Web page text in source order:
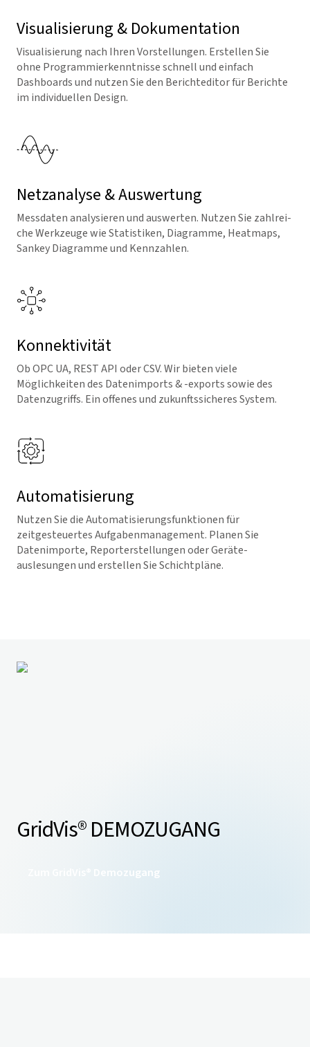
Visualisierung & Dokumentation
Visualisierung nach Ihren Vorstellungen. Erstellen Sie
ohne Programmierkenntnisse schnell und einfach
Dashboards und nutzen Sie den Berichteditor für Berichte
im individuellen Design.
Netzanalyse & Auswertung
Messdaten analysieren und auswerten. Nutzen Sie zahlrei­
che Werkzeuge wie Statistiken, Diagramme, Heatmaps,
Sankey Diagramme und Kennzahlen.
Konnektivität
Ob OPC UA, REST API oder CSV. Wir bieten viele
Möglichkeiten des Datenimports & -exports sowie des
Datenzugriffs. Ein offenes und zukunftssicheres System.
Automatisierung
Nutzen Sie die Automatisierungsfunktionen für
zeitgesteu­ertes Aufgabenmanagement. Planen Sie
Datenimporte, Re­porterstellungen oder Geräte­
auslesungen und erstellen Sie Schichtpläne.
GridVis® DEMOZUGANG
Zum GridVis® Demozugang